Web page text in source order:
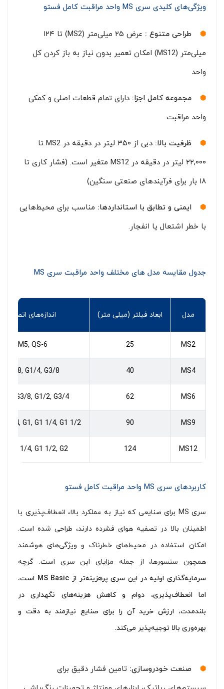
ویژگی‌های کلیدی سری MS واحد مراقبت کامل فستو
طراحی متنوع :
عرض ۲۵ میلی‌متر (MS2) تا ۱۲۴
میلی‌متر (MS12) امکان تعمیر بدون نیاز به باز کردن کل
واحد
مجموعه کامل اجزا: دارای تمام قطعات اصلی و کمکی
واحد مراقبت
ظرفیت بالا:
دبی از ۳۵۰ لیتر در دقیقه در MS2 تا
۲۲,۰۰۰ لیتر در دقیقه در MS12 متغیر است. (فشار کاری تا
۱۸ بار برای فرآیندهای صنعتی سنگین)
ایمنی و تطابق با استانداردها: مناسب برای محیط‌هایی
با خطر اشتعال یا انفجار.
جدول مقایسه مدل های مختلف واحد مراقبت سری MS
مدل ابعاد فیلتر (میلی متر) اندازه‌های اتصال
MS2
25
M5, QS-6
MS4
40
G1/8, G1/4, G3/8
MS6
62
4, G3/8, G1/2, G3/4
MS9
90
G3/4, G1, G1 1/4, G1 1/2
MS12
124
G1 1/4, G1 1/2, G2
کاربردهای سری MS واحد مراقبت کامل فستو
سری MS برای صنایعی که نیاز به عملکرد بالا، انعطاف‌پذیری با
اطمینان بالا در تصفیه هوای فشرده دارند، طراحی شده است.
امکان استفاده در محیط‌های خطرناک و ویژگی‌های هوشمند
همچون سنسورها، از جمله مزایای این سری است. گرچه
سرمایه‌گذاری اولیه در این سری پرهزینه‌تر از MS Basic است،
اما انعطاف‌پذیری، دوام و کاهش هزینه‌های نگهداری در
بلندمدت، ارزش خرید آن را برای صنایع نیازمند به دقت و
بهره‌وری بالا توجیه‌پذیر می‌کند.
صنعت خودروسازی: تامین فشار دقیق برای